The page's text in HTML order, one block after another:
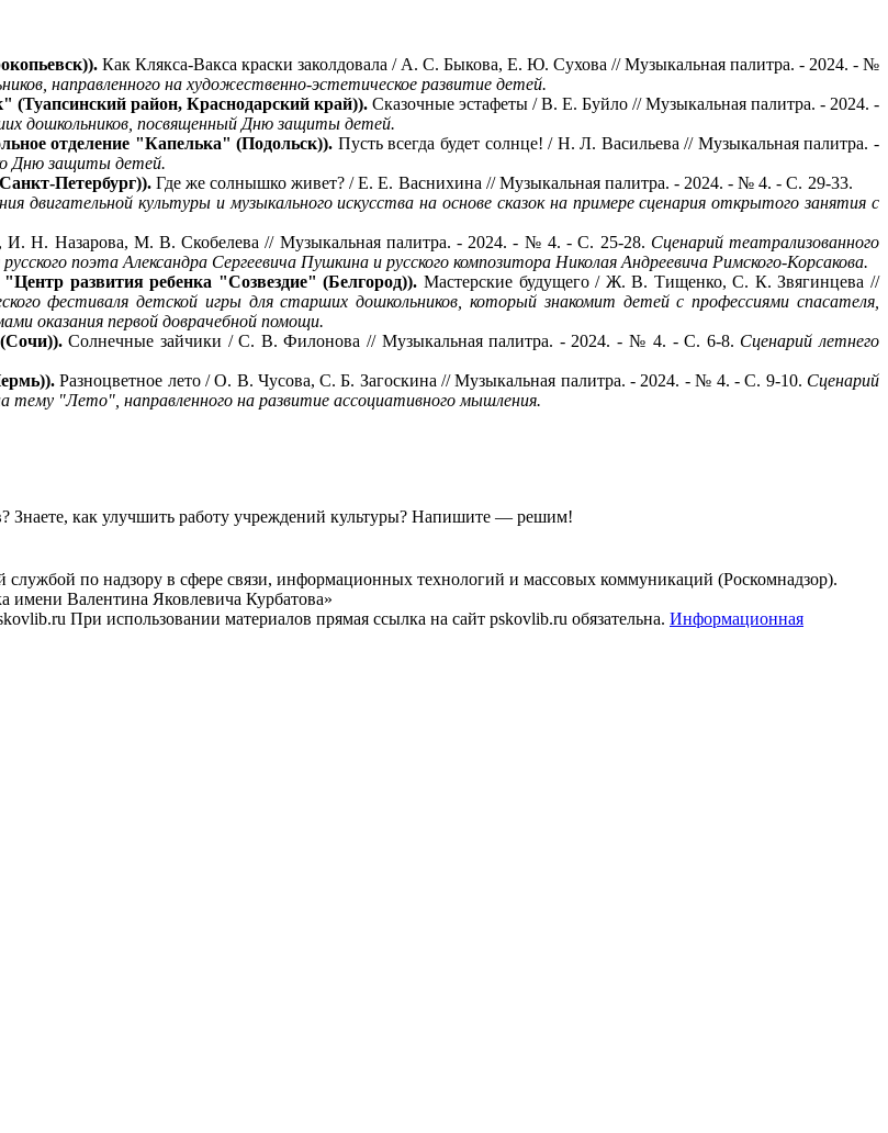
Как Клякса-Вакса краски заколдовала / А. С. Быкова, Е. Ю. Сухова // Музыкальная палитра. - 2024. - №
направленного на художественно-эстетическое развитие детей.
(Туапсинский район, Краснодарский край)). Сказочные эстафеты / В. Е. Буйло // Музыкальная палитра. - 2024. -
дошкольников, посвященный Дню защиты детей.
отделение "Капелька" (Подольск)). Пусть всегда будет солнце! / Н. Л. Васильева // Музыкальная палитра. -
Дню защиты детей.
Петербург)). Где же солнышко живет? / Е. Е. Васнихина // Музыкальная палитра. - 2024. - № 4. - С. 29-33.
двигательной культуры и музыкального искусства на основе сказок на примере сценария открытого занятия с
Н. Назарова, М. В. Скобелева // Музыкальная палитра. - 2024. - № 4. - С. 25-28. Сценарий театрализованного
поэта Александра Сергеевича Пушкина и русского композитора Николая Андреевича Римского-Корсакова.
развития ребенка "Созвездие" (Белгород)). Мастерские будущего / Ж. В. Тищенко, С. К. Звягинцева //
фестиваля детской игры для старших дошкольников, который знакомит детей с профессиями спасателя,
оказания первой доврачебной помощи.
Солнечные зайчики / С. В. Филонова // Музыкальная палитра. - 2024. - № 4. - С. 6-8. Сценарий летнего
Разноцветное лето / О. В. Чусова, С. Б. Загоскина // Музыкальная палитра. - 2024. - № 4. - С. 9-10. Сценарий
тему "Лето", направленного на развитие ассоциативного мышления.
как улучшить работу учреждений культуры? Напишите — решим!
по надзору в сфере связи, информационных технологий и массовых коммуникаций (Роскомнадзор).
имени Валентина Яковлевича Курбатова»
При использовании материалов прямая ссылка на сайт pskovlib.ru обязательна. Информационная